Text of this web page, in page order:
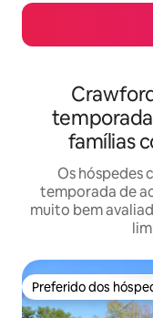
famílias
Os hóspedes
temporada de
muito bem
Preferido dos
Preferido dos